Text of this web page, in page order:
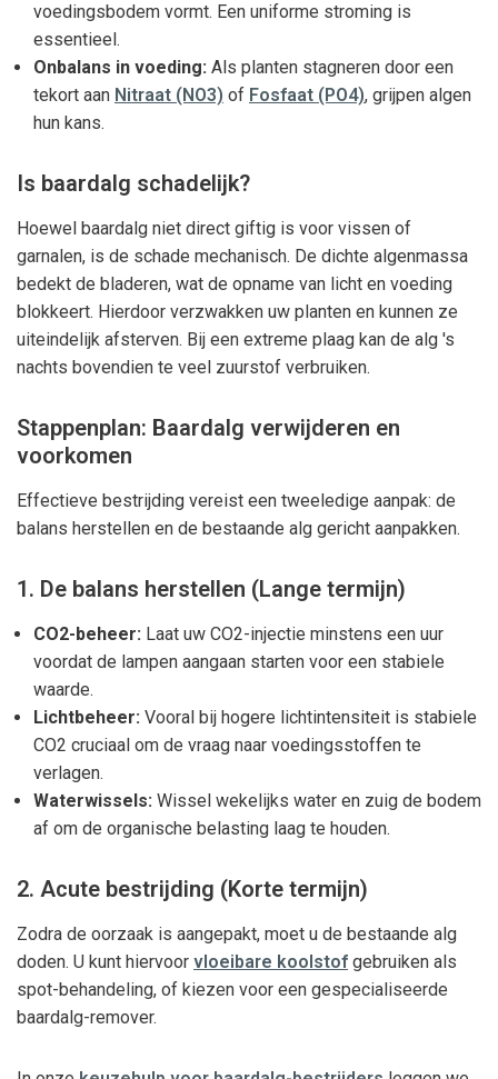
voedingsbodem vormt. Een uniforme stroming is
essentieel.
Onbalans in voeding: Als planten stagneren door een
tekort aan Nitraat (NO3) of Fosfaat (PO4), grijpen algen
hun kans.
Is baardalg schadelijk?
Hoewel baardalg niet direct giftig is voor vissen of
garnalen, is de schade mechanisch. De dichte algenmassa
bedekt de bladeren, wat de opname van licht en voeding
blokkeert. Hierdoor verzwakken uw planten en kunnen ze
uiteindelijk afsterven. Bij een extreme plaag kan de alg 's
nachts bovendien te veel zuurstof verbruiken.
Stappenplan: Baardalg verwijderen en
voorkomen
Effectieve bestrijding vereist een tweeledige aanpak: de
balans herstellen en de bestaande alg gericht aanpakken.
1. De balans herstellen (Lange termijn)
CO2-beheer: Laat uw CO2-injectie minstens een uur
voordat de lampen aangaan starten voor een stabiele
waarde.
Lichtbeheer: Vooral bij hogere lichtintensiteit is stabiele
CO2 cruciaal om de vraag naar voedingsstoffen te
verlagen.
Waterwissels: Wissel wekelijks water en zuig de bodem
af om de organische belasting laag te houden.
2. Acute bestrijding (Korte termijn)
Zodra de oorzaak is aangepakt, moet u de bestaande alg
doden. U kunt hiervoor vloeibare koolstof gebruiken als
spot-behandeling, of kiezen voor een gespecialiseerde
baardalg-remover.